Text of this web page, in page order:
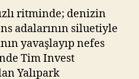
ritminde; denizin
adalarının siluetiyle
yavaşlayıp nefes
Tim Invest
Yalıpark